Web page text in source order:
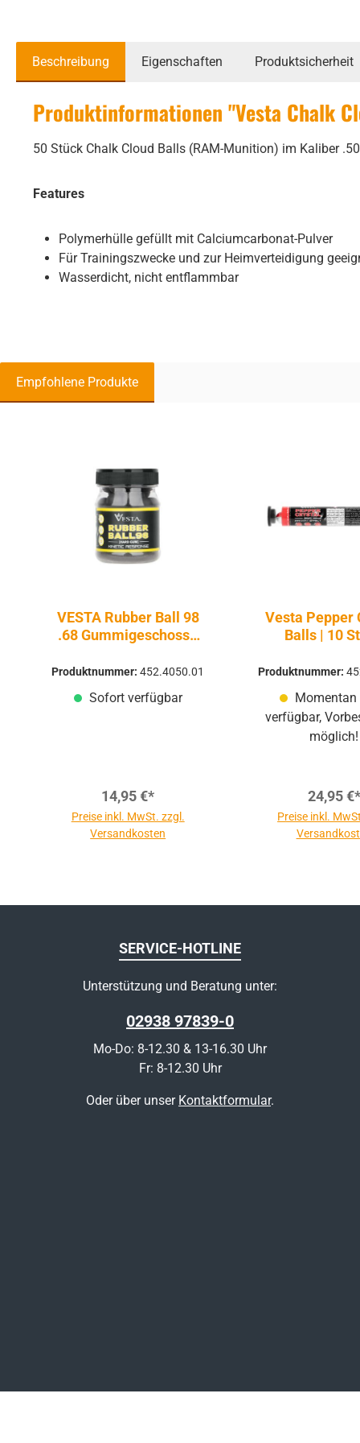
Beschreibung Eigenschaften Produktsicherheit
Produktinformationen "Vesta Chalk
50 Stück Chalk Cloud Balls (RAM-Munition) im Kaliber
Features
Polymerhülle gefüllt mit Calciumcarbonat-Pulver
Für Trainingszwecke und zur Heimverteidigung
Wasserdicht, nicht entflammbar
Empfohlene Produkte
VESTA Rubber Ball 98
.68 Gummigeschosse
Produktnummer:452.4050.01
Sofort verfügbar
14,95 €*
Preise inkl. MwSt. zzgl.
Versandkosten
Vesta Pepper
Balls | 10
Produktnummer:
verfügbar,
möglich!
24,95 €*
Preise inkl.
SERVICE-HOTLINE
Unterstützung und Beratung unter:
02938 97839-0
Mo-Do: 8-12.30 & 13-16.30 Uhr
Fr: 8-12.30 Uhr
Oder über unser Kontaktformular.